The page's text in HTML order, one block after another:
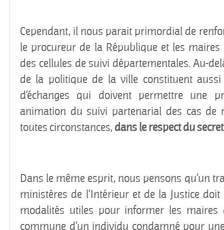
Cependant, il nous parait primordial de
le procureur de la République et les
des cellules de suivi départementales. Au-
de la politique de la ville constituent
d’échanges qui doivent permettre une
animation du suivi partenarial des cas de
toutes circonstances,dans le respect du
Dans le même esprit, nous pensons qu’un
ministères de l’Intérieur et de la Justice
modalités utiles pour informer les maires
commune d’un individu condamné pour